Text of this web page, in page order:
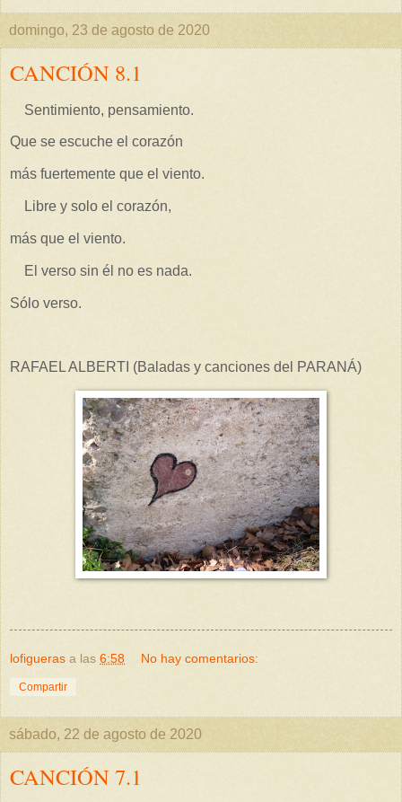
domingo, 23 de agosto de 2020
CANCIÓN 8.1
Sentimiento, pensamiento.
Que se escuche el corazón
más fuertemente que el viento.
Libre y solo el corazón,
más que el viento.
El verso sin él no es nada.
Sólo verso.
RAFAEL ALBERTI (Baladas y canciones del PARANÁ)
lofigueras a las 6:58 No hay comentarios:
Compartir
sábado, 22 de agosto de 2020
CANCIÓN 7.1